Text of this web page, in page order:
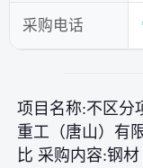
采购电话
项目名称:不区分
重工（唐山）有
比 采购内容:钢